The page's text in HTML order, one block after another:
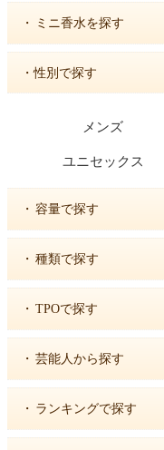
・ ミニ香水を探す
・性別で探す
メンズ
ユニセックス
・ 容量で探す
・ 種類で探す
・ TPOで探す
・ 芸能人から探す
・ ランキングで探す